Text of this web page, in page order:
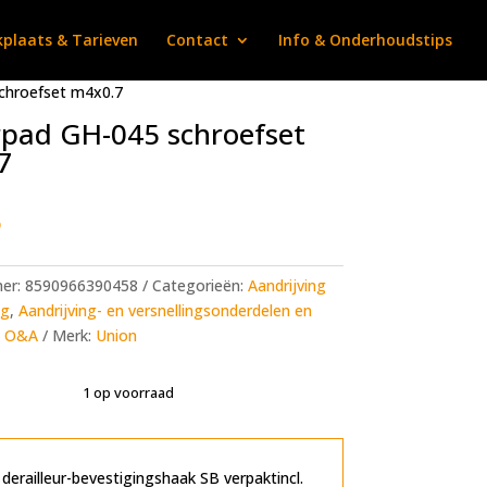
& Tarieven Contact Info & Onderhoudstips
m4x0.7
GH-045 schroefset
8590966390458 Categorieën: Aandrijving
, Aandrijving- en versnellingsonderdelen en
O&A Merk: Union
1 op voorraad
l
t
bevestigingshaak SB verpaktincl.